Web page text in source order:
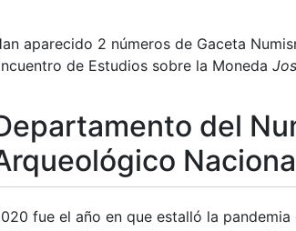
aparecido 2 números de Gaceta
de Estudios sobre la Moneda
del
fue el año en que estalló la